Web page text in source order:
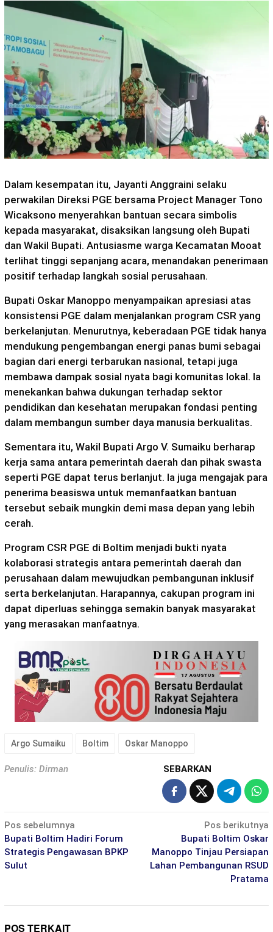
Dalam kesempatan itu, Jayanti Anggraini selaku
perwakilan Direksi PGE bersama Project Manager Tono
Wicaksono menyerahkan bantuan secara simbolis
kepada masyarakat, disaksikan langsung oleh Bupati
dan Wakil Bupati. Antusiasme warga Kecamatan Mooat
terlihat tinggi sepanjang acara, menandakan penerimaan
positif terhadap langkah sosial perusahaan.
Bupati Oskar Manoppo menyampaikan apresiasi atas
konsistensi PGE dalam menjalankan program CSR yang
berkelanjutan. Menurutnya, keberadaan PGE tidak hanya
mendukung pengembangan energi panas bumi sebagai
bagian dari energi terbarukan nasional, tetapi juga
membawa dampak sosial nyata bagi komunitas lokal. Ia
menekankan bahwa dukungan terhadap sektor
pendidikan dan kesehatan merupakan fondasi penting
dalam membangun sumber daya manusia berkualitas.
Sementara itu, Wakil Bupati Argo V. Sumaiku berharap
kerja sama antara pemerintah daerah dan pihak swasta
seperti PGE dapat terus berlanjut. Ia juga mengajak para
penerima beasiswa untuk memanfaatkan bantuan
tersebut sebaik mungkin demi masa depan yang lebih
cerah.
Program CSR PGE di Boltim menjadi bukti nyata
kolaborasi strategis antara pemerintah daerah dan
perusahaan dalam mewujudkan pembangunan inklusif
serta berkelanjutan. Harapannya, cakupan program ini
dapat diperluas sehingga semakin banyak masyarakat
yang merasakan manfaatnya.
Argo Sumaiku Boltim Oskar Manoppo
Penulis: Dirman SEBARKAN
Navigasi
pos
Pos sebelumnya
Bupati Boltim Hadiri Forum
Strategis Pengawasan BPKP
Sulut
Pos berikutnya
Bupati Boltim Oskar
Manoppo Tinjau Persiapan
Lahan Pembangunan RSUD
Pratama
POS TERKAIT